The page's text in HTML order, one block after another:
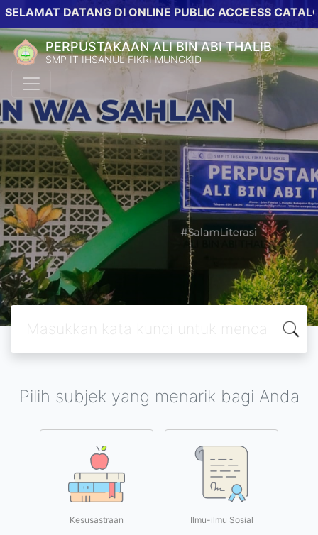
DATANG DI ONLINE PUBLIC ACCEESS CATALOG
PERPUSTAKAAN ALI BIN ABI THALIB
SMP IT IHSANUL FIKRI MUNGKID
Pilih subjek yang menarik bagi Anda
Kesusastraan Ilmu-ilmu Sosial